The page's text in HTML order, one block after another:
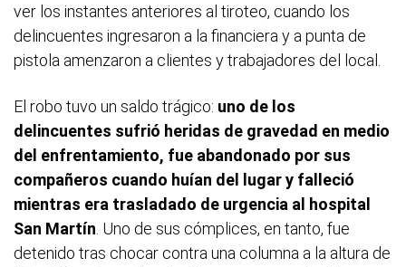
ver los instantes anteriores al tiroteo, cuando los
delincuentes ingresaron a la financiera y a punta de
pistola amenzaron a clientes y trabajadores del local.
El robo tuvo un saldo trágico: uno de los
delincuentes sufrió heridas de gravedad en medio
del enfrentamiento, fue abandonado por sus
compañeros cuando huían del lugar y falleció
mientras era trasladado de urgencia al hospital
San Martín . Uno de sus cómplices, en tanto, fue
detenido tras chocar contra una columna a la altura de